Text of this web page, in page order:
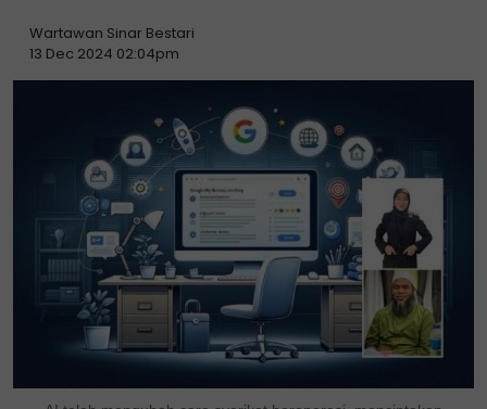
Wartawan Sinar Bestari
13 Dec 2024 02:04pm